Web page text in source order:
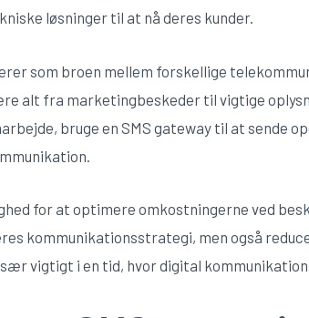
løsninger til at nå deres kunder.
som broen mellem forskellige
alt fra marketingbeskeder til vigtige
bruge en SMS gateway til at sende
for at optimere omkostningerne ved
kommunikationsstrategi, men også
vigtigt i en tid, hvor digital